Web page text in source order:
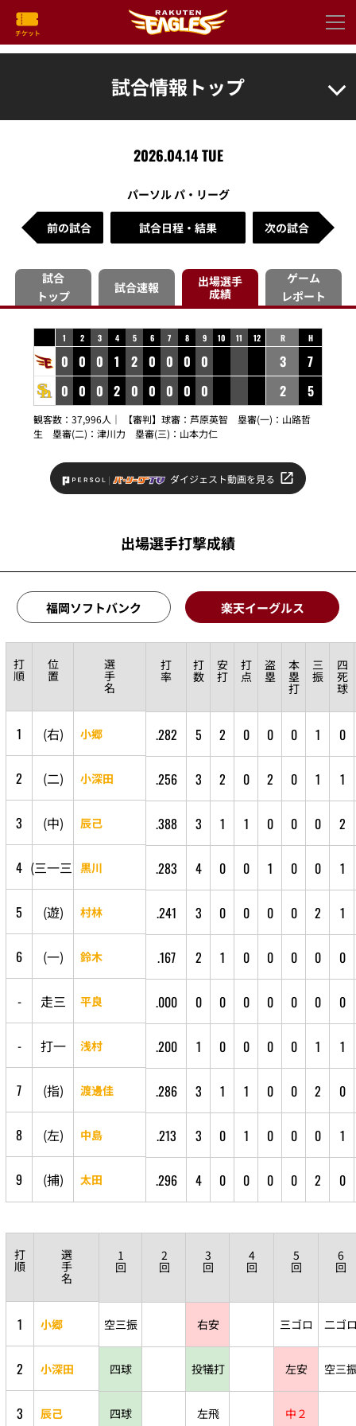
試合情報トップ
2026.04.14 TUE
パーソル パ・リーグ
前の試合 試合日程・結果 次の試合
試合
トップ
試合速報
出場選手
成績
ゲーム
レポート
1 2 3 4 5 6 7 8 9 10 11 12
0 0 0 1 2 0 0 0 0
0 0 0 2 0 0 0 0 0
R H
3
7
2
5
観客数：37,996人｜ 【審判】球審： 芦原英智 塁審(一)： 山路哲
生 塁審(二)： 津川力 塁審(三)： 山本力仁
ダイジェスト動画を見る
出場選手打撃成績
福岡ソフトバンク 楽天イーグルス
打
順
位
置
選
手
名
打
率
打
数
安
打
打
点
盗
塁
本
塁
打
三
振
四
死
球
1 (右) 小郷 .282 5 2 0 0 0 1 0
2 (二) 小深田 .256 3 2 0 2 0 1 1
3 (中) 辰己 .388 3 1 1 0 0 0 2
4 (三一三) 黒川 .283 4 0 0 1 0 0 1
5 (遊) 村林 .241 3 0 0 0 0 2 1
6 (一) 鈴木 .167 2 1 0 0 0 0 0
- 走三 平良 .000 0 0 0 0 0 0 0
- 打一 浅村 .200 1 0 0 0 0 1 1
7 (指) 渡邊佳 .286 3 1 1 0 0 2 0
8 (左) 中島 .213 3 0 1 0 0 0 1
9 (捕) 太田 .296 4 0 0 0 0 2 0
打
順
選
手
名
1
回
2
回
3
回
4
回
5
回
6
回
1 小郷 空三振 右安 三ゴロ 二ゴ
2 小深田 四球 投犠打 左安 空三
3 辰己 四球 左飛 中２